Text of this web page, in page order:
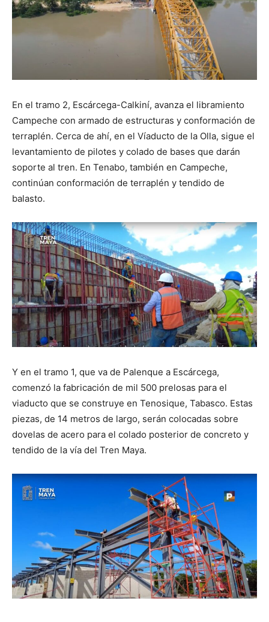
En el tramo 2, Escárcega-Calkiní, avanza el libramiento
Campeche con armado de estructuras y conformación de
terraplén. Cerca de ahí, en el Víaducto de la Olla, sigue el
levantamiento de pilotes y colado de bases que darán
soporte al tren. En Tenabo, también en Campeche,
continúan conformación de terraplén y tendido de
balasto.
Y en el tramo 1, que va de Palenque a Escárcega,
comenzó la fabricación de mil 500 prelosas para el
viaducto que se construye en Tenosique, Tabasco. Estas
piezas, de 14 metros de largo, serán colocadas sobre
dovelas de acero para el colado posterior de concreto y
tendido de la vía del Tren Maya.